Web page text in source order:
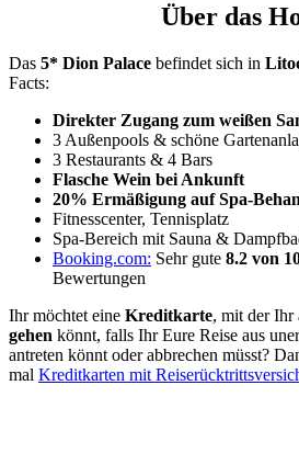
Über das
Das 5* Dion Palace befindet sich in
Facts:
Direkter Zugang zum weißen
3 Außenpools & schöne
3 Restaurants & 4 Bars
Flasche Wein bei Ankunft
20% Ermäßigung auf Spa-
Fitnesscenter, Tennisplatz
Spa-Bereich mit Sauna &
Booking.com: Sehr gute 8.2 von
Bewertungen
Ihr möchtet eine Kreditkarte, mit der Ihr
gehen könnt, falls Ihr Eure Reise aus
antreten könnt oder abbrechen müsst?
mal Kreditkarten mit